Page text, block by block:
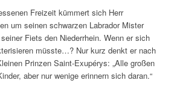
Freizeit kümmert sich Herr
um seinen schwarzen Labrador Mister
Fiets den Niederrhein. Wenn er sich
müsste…? Nur kurz denkt er nach
Prinzen Saint-Exupérys: „Alle großen
aber nur wenige erinnern sich daran.“